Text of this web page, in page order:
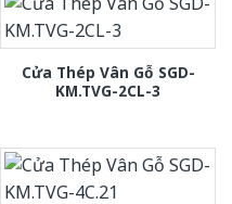
Cửa Thép Vân Gỗ SGD-
KM.TVG-2CL-3